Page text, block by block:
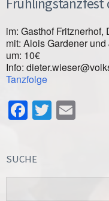
im: Gasthof
mit: Alois Gardener
um: 10€
Info:
Tanzfolge
Facebook
Twitter
SUCHE